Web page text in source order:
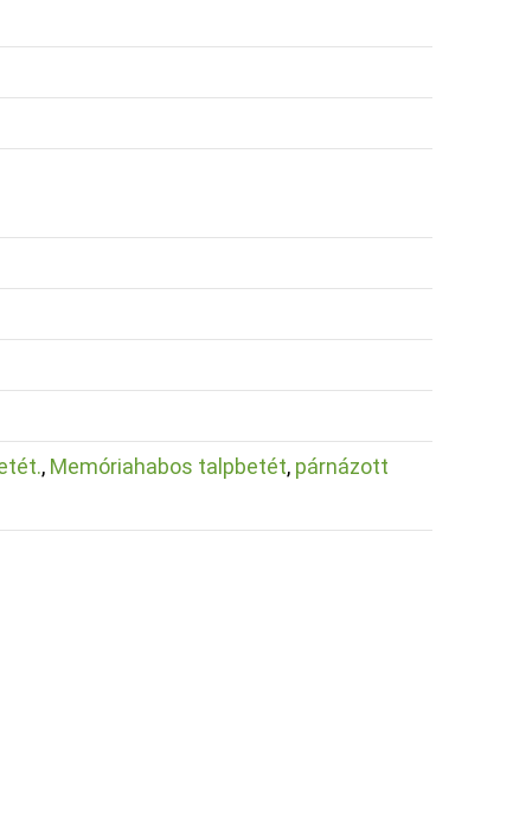
, Memóriahabos talpbetét, párnázott